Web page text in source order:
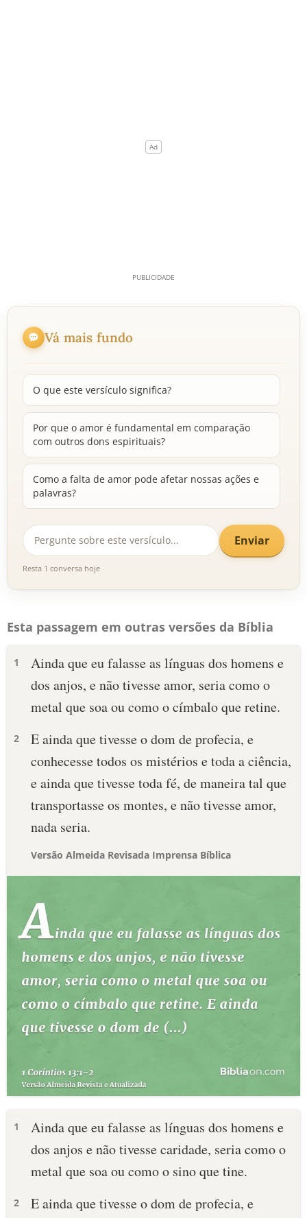
Vá mais fundo
O que este versículo significa?
Por que o amor é fundamental em comparação
com outros dons espirituais?
Como a falta de amor pode afetar nossas ações e
palavras?
Enviar
Resta 1 conversa hoje
Esta passagem em outras versões da Bíblia
1
Ainda que eu falasse as línguas dos homens e
dos anjos, e não tivesse amor, seria como o
metal que soa ou como o címbalo que retine.
2
E ainda que tivesse o dom de profecia, e
conhecesse todos os mistérios e toda a ciência,
e ainda que tivesse toda fé, de maneira tal que
transportasse os montes, e não tivesse amor,
nada seria.
Versão Almeida Revisada Imprensa Bíblica
1
Ainda que eu falasse as línguas dos homens e
dos anjos e não tivesse caridade, seria como o
metal que soa ou como o sino que tine.
2
E ainda que tivesse o dom de profecia, e